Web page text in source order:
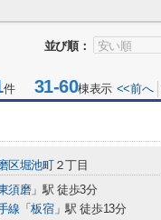
並び順：
件31-60棟表示 <<前へ
区堀池町２丁目
須磨」駅 徒歩3分
線 「板宿」駅 徒歩13分